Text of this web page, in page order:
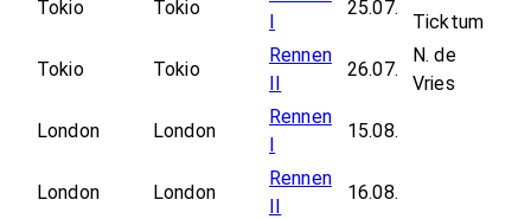
Tokio Tokio
I
25.07.
Ticktum
Tokio Tokio
Rennen
II
26.07.
N. de
Vries
London London
Rennen
I
15.08.
London London
Rennen
II
16.08.